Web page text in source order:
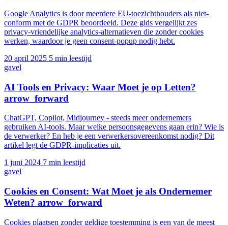
Google Analytics is door meerdere EU-toezichthouders als niet-
conform met de GDPR beoordeeld. Deze gids vergelijkt zes
privacy-vriendelijke analytics-alternatieven die zonder cookies
werken, waardoor je geen consent-popup nodig hebt.
20 april 2025 5 min leestijd
gavel
AI Tools en Privacy: Waar Moet je op Letten?
arrow_forward
ChatGPT, Copilot, Midjourney - steeds meer ondernemers
gebruiken AI-tools. Maar welke persoonsgegevens gaan erin? Wie is
de verwerker? En heb je een verwerkersovereenkomst nodig? Dit
artikel legt de GDPR-implicaties uit.
1 juni 2024 7 min leestijd
gavel
Cookies en Consent: Wat Moet je als Ondernemer
Weten? arrow_forward
Cookies plaatsen zonder geldige toestemming is een van de meest